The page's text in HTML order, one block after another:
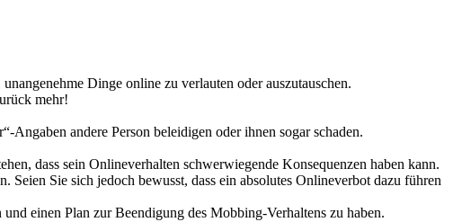
Dinge online zu verlauten oder auszutauschen.
mehr!
andere Person beleidigen oder ihnen sogar schaden.
dass sein Onlineverhalten schwerwiegende Konsequenzen haben kann.
Sie sich jedoch bewusst, dass ein absolutes Onlineverbot dazu führen
einen Plan zur Beendigung des Mobbing-Verhaltens zu haben.